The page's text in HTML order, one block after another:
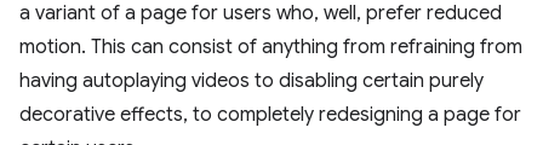
a variant of a page for users who, well, prefer reduced
motion. This can consist of anything from refraining from
having autoplaying videos to disabling certain purely
decorative effects, to completely redesigning a page for